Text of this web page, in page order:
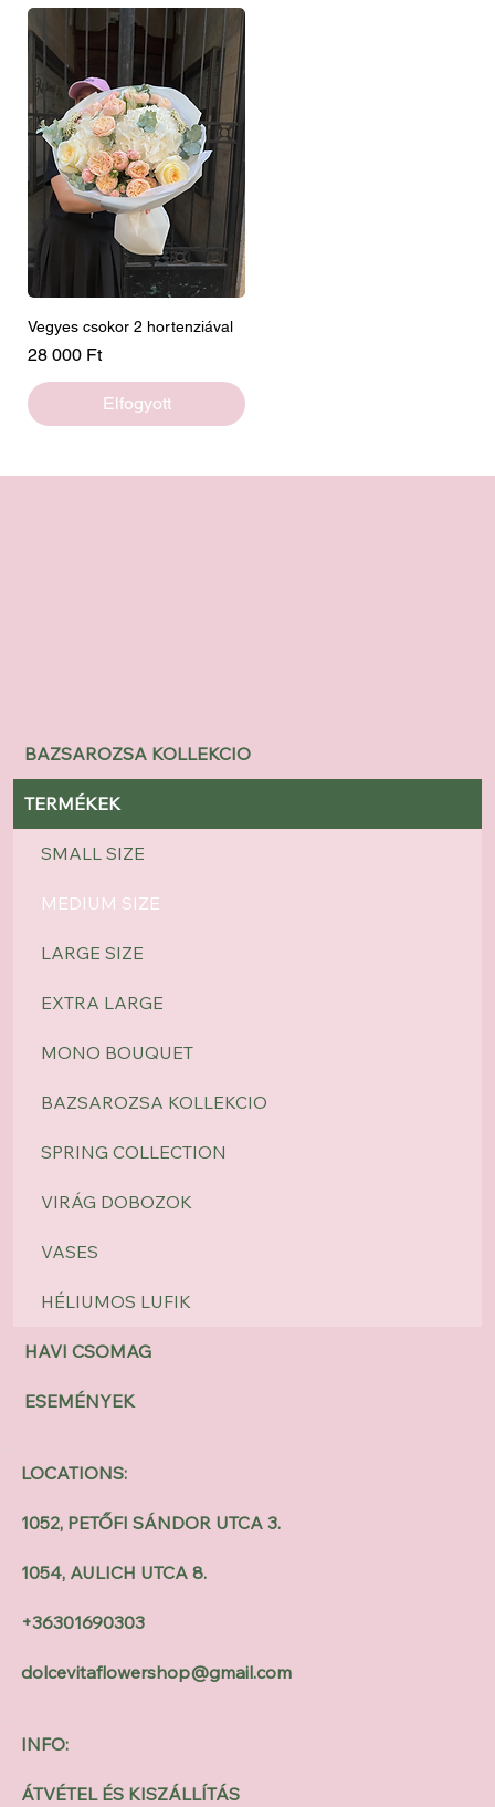
Vegyes csokor 2 hortenziával
Ár
28 000 Ft
Elfogyott
BAZSAROZSA KOLLEKCIO
TERMÉKEK
SMALL SIZE
MEDIUM SIZE
LARGE SIZE
EXTRA LARGE
MONO BOUQUET
BAZSAROZSA KOLLEKCIO
SPRING COLLECTION
VIRÁG DOBOZOK
VASES
HÉLIUMOS LUFIK
HAVI CSOMAG
ESEMÉNYEK
INFO:
ÁTVÉTEL ÉS KISZÁLLÍTÁS
LOCATIONS:
1052, PETŐFI SÁNDOR UTCA 3.
1054, AULICH UTCA 8.
+36301690303
dolcevitaflowershop@gmail.com